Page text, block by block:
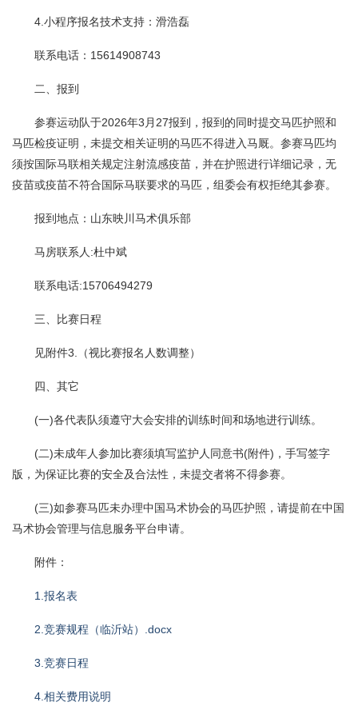
4.小程序报名技术支持：滑浩磊
联系电话：15614908743
二、报到
参赛运动队于2026年3月27报到，报到的同时提交马匹护照和
马匹检疫证明，未提交相关证明的马匹不得进入马厩。参赛马匹均
须按国际马联相关规定注射流感疫苗，并在护照进行详细记录，无
疫苗或疫苗不符合国际马联要求的马匹，组委会有权拒绝其参赛。
报到地点：山东映川马术俱乐部
马房联系人:杜中斌
联系电话:15706494279
三、比赛日程
见附件3.（视比赛报名人数调整）
四、其它
(一)各代表队须遵守大会安排的训练时间和场地进行训练。
(二)未成年人参加比赛须填写监护人同意书(附件)，手写签字
版，为保证比赛的安全及合法性，未提交者将不得参赛。
(三)如参赛马匹未办理中国马术协会的马匹护照，请提前在中国
马术协会管理与信息服务平台申请。
附件：
1.报名表
2.竞赛规程（临沂站）.docx
3.竞赛日程
4.相关费用说明